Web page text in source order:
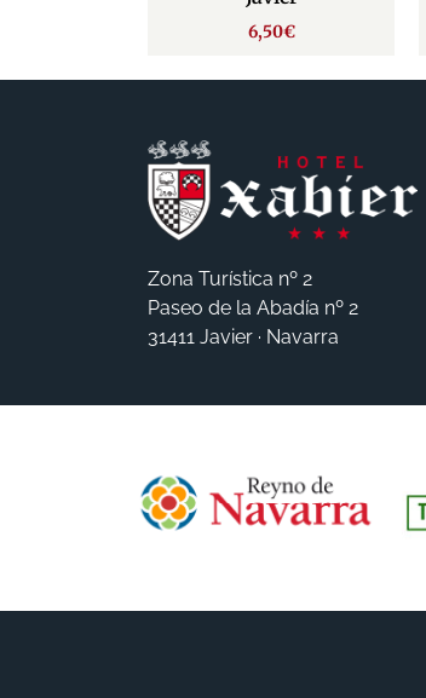
6,50€
Zona Turística nº 2
Paseo de la Abadía nº 2
31411 Javier · Navarra